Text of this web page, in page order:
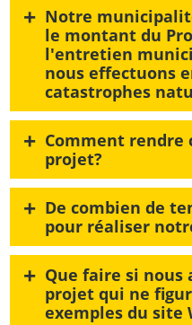
+ Notre
le montant du
l'entretien
nous effectuons
catastrophes
+ Comment rendre
projet?
+ De combien de
pour réaliser
+ Que faire si nous
projet qui ne
exemples du site